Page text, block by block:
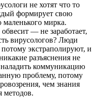
не хотят что то
формирует свою
маленького мирка.
— не заработает,
вирусологов? Люди
экстраполируют, и
разъяснения не
коммуникацию
проблему, потому
чем знания
методов.